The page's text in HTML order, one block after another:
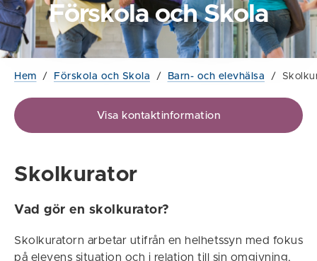
Förskola och Skola
Hem / Förskola och Skola / Barn- och elevhälsa /
Visa kontaktinformation
Skolkurator
Vad gör en skolkurator?
Skolkuratorn arbetar utifrån en helhetssyn med fokus
på elevens situation och i relation till sin omgivning,